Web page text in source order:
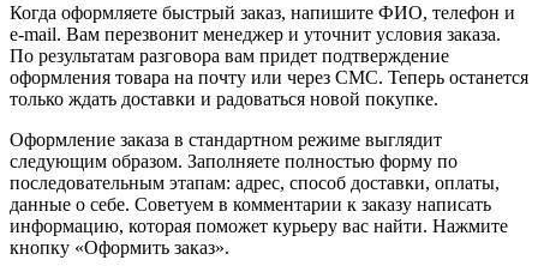
Когда оформляете быстрый заказ, напишите ФИО, телефон и
e-mail. Вам перезвонит менеджер и уточнит условия заказа.
По результатам разговора вам придет подтверждение
оформления товара на почту или через СМС. Теперь останется
только ждать доставки и радоваться новой покупке.
Оформление заказа в стандартном режиме выглядит
следующим образом. Заполняете полностью форму по
последовательным этапам: адрес, способ доставки, оплаты,
данные о себе. Советуем в комментарии к заказу написать
информацию, которая поможет курьеру вас найти. Нажмите
кнопку «Оформить заказ».